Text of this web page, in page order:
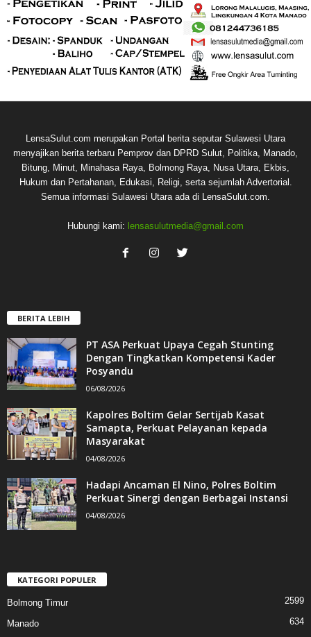
LensaSulut.com merupakan Portal berita seputar Sulawesi Utara
menyajikan berita terbaru Pemprov dan DPRD Sulut, Politika, Manado,
Bitung, Minut, Minahasa Raya, Bolmong Raya, Nusa Utara, Ekbis,
Hukum dan Pertahanan, Edukasi, Religi, serta sejumlah Advertorial.
Semua informasi Sulawesi Utara ada di LensaSulut.com.
Hubungi kami: lensasulutmedia@gmail.com
BERITA LEBIH
PT ASA Perkuat Upaya Cegah Stunting
Dengan Tingkatkan Kompetensi Kader
Posyandu
06/08/2026
Kapolres Boltim Gelar Sertijab Kasat
Samapta, Perkuat Pelayanan kepada
Masyarakat
04/08/2026
Hadapi Ancaman El Nino, Polres Boltim
Perkuat Sinergi dengan Berbagai Instansi
04/08/2026
KATEGORI POPULER
Bolmong Timur 2599
Manado 634